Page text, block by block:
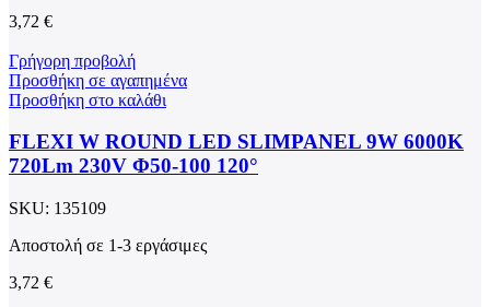
3,72 €
Γρήγορη προβολή
Προσθήκη σε αγαπημένα
Προσθήκη στο καλάθι
FLEXI W ROUND LED SLIMPANEL 9W 6000K
720Lm 230V Φ50-100 120°
SKU: 135109
Αποστολή σε 1-3 εργάσιμες
3,72 €